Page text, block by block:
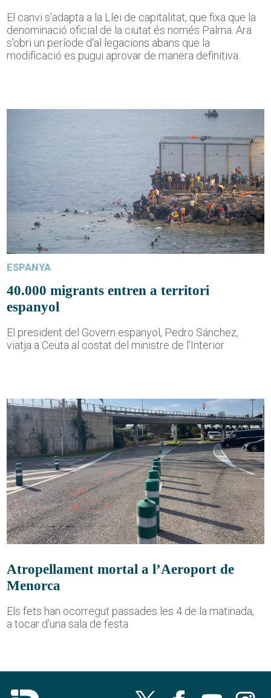
El canvi s'adapta a la Llei de capitalitat, que fixa que la
denominació oficial de la ciutat és només Palma. Ara
s'obri un període d'al·legacions abans que la
modificació es pugui aprovar de manera definitiva.
ESPANYA
40.000 migrants entren a territori
espanyol
El president del Govern espanyol, Pedro Sánchez,
viatja a Ceuta al costat del ministre de l'Interior
Atropellament mortal a l’Aeroport de
Menorca
Els fets han ocorregut passades les 4 de la matinada,
a tocar d'una sala de festa